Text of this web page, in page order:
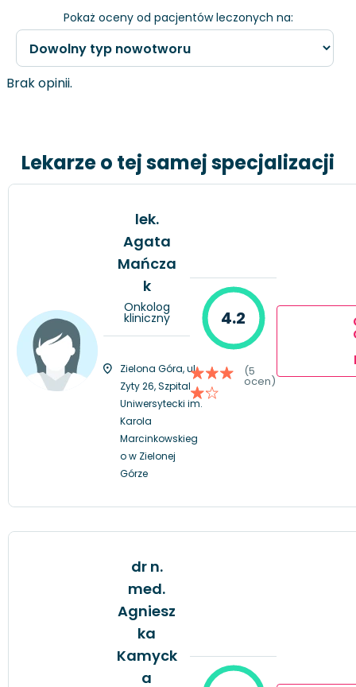
Pokaż oceny od pacjentów leczonych na:
Brak opinii.
Lekarze o tej samej specjalizacji
lek.
Agata
Mańcza
k
Onkolog
kliniczny
Zielona Góra, ul.
Zyty 26, Szpital
Uniwersytecki im.
Karola
Marcinkowskieg
o w Zielonej
Górze
4.2
(5
ocen)
dr n.
med.
Agniesz
ka
Kamyck
a